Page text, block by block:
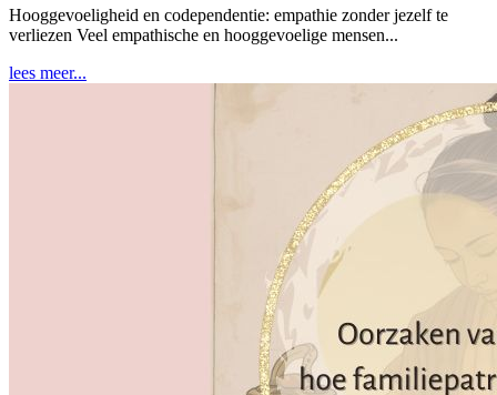
Hooggevoeligheid en codependentie: empathie zonder jezelf te
verliezen Veel empathische en hooggevoelige mensen...
lees meer...